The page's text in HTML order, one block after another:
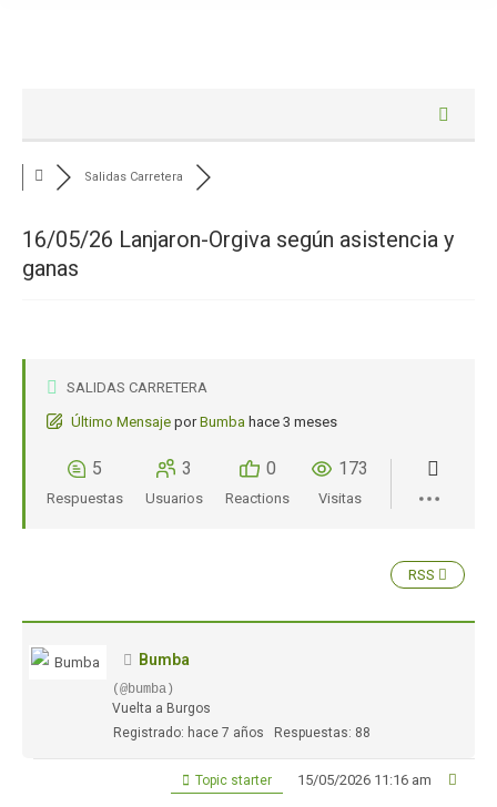
Salidas Carretera
16/05/26 Lanjaron-Orgiva según asistencia y
ganas
SALIDAS CARRETERA
Último Mensaje por Bumba hace 3 meses
5
Respuestas
3
Usuarios
0
Reactions
173
Visitas
RSS
Bumba
(@bumba)
Vuelta a Burgos
Registrado: hace 7 años
Respuestas: 88
Topic starter 15/05/2026 11:16 am